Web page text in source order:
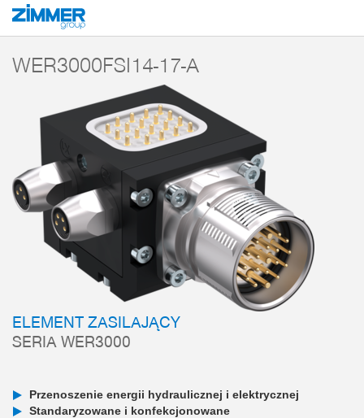
Start Produkty
WER3000FSI14-17-A
ELEMENT ZASILAJĄCY
SERIA WER3000
Przenoszenie energii hydraulicznej i elektrycznej
Standaryzowane i konfekcjonowane